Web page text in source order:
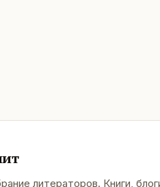
литераторов. Книги,